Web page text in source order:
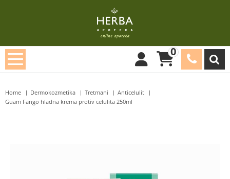
0
Home Dermokozmetika Tretmani
Anticelulit
Guam Fango hladna krema protiv celulita 250ml